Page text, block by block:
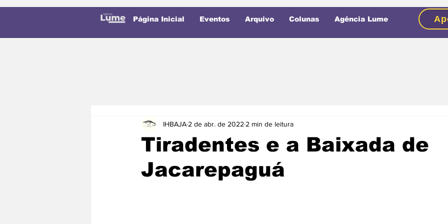
Página Inicial Eventos Arquivo Colunas Agência Lume
Tiradentes e a Baixada de
Jacarepaguá
IHBAJA 2 de abr. de 2022 2 min de leitura